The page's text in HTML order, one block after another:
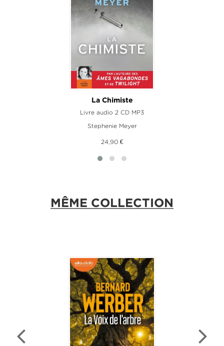
La Chimiste
Livre audio 2 CD MP3
Stephenie Meyer
24,90 €
MÊME COLLECTION